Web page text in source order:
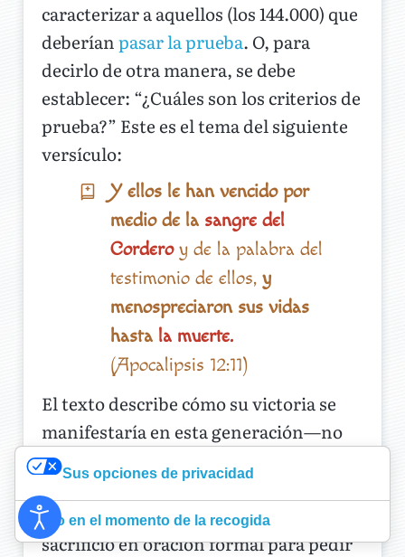
caracterizar a aquellos (los 144.000) que
deberíanpasar la prueba. O, para
decirlo de otra manera, se debe
establecer: “¿Cuáles son los criterios de
prueba?” Este es el tema del siguiente
versículo:
Y ellos le han vencido por
medio de la sangre del
Corderoy de la palabra del
testimonio de ellos, y
menospreciaron sus vidas
hasta la muerte.
(Apocalipsis 12:11)
El texto describe cómo su victoria se
manifestaría en esta generación—no
amarían sus vidas hasta
Esto nos lleva al
sacrificio de Filadelfia
en 2016, cuando la iglesia hizo el
sacrificio en oración formal para pedir
Sus opciones de privacidad
Aviso en el momento de la recogida